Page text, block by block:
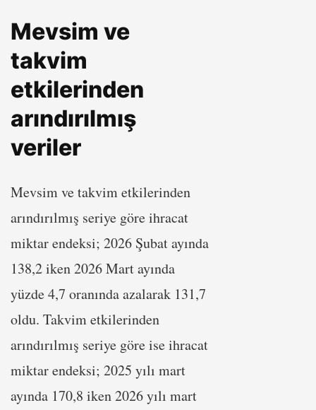
Mevsim ve
takvim
etkilerinden
arındırılmış
veriler
Mevsim ve takvim etkilerinden
arındırılmış seriye göre ihracat
miktar endeksi; 2026 Şubat ayında
138,2 iken 2026 Mart ayında
yüzde 4,7 oranında azalarak 131,7
oldu. Takvim etkilerinden
arındırılmış seriye göre ise ihracat
miktar endeksi; 2025 yılı mart
ayında 170,8 iken 2026 yılı mart